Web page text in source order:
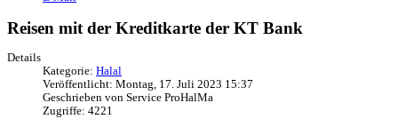
Reisen mit der Kreditkarte der KT Bank
Details
Kategorie: Halal
Veröffentlicht: Montag, 17. Juli 2023 15:37
Geschrieben von Service ProHalMa
Zugriffe: 4221